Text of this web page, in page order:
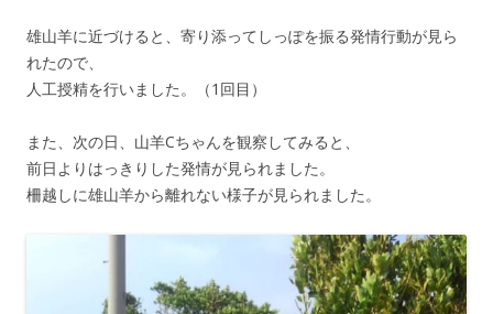
雄山羊に近づけると、寄り添ってしっぽを振る発情行動が見ら
れたので、
人工授精を行いました。（1回目）
また、次の日、山羊Cちゃんを観察してみると、
前日よりはっきりした発情が見られました。
柵越しに雄山羊から離れない様子が見られました。